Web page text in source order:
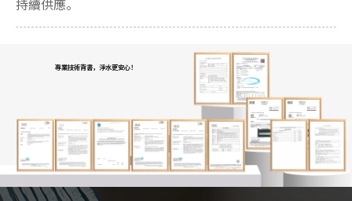
持續供應。
專業技術背書，淨水更安心！